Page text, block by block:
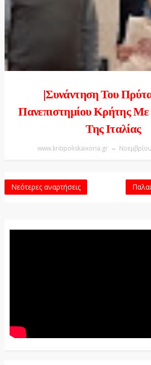
|Συνάντηση Του
Πανεπιστημίου Κρήτης
Της Ιταλίας
www.kritipoliskaixoria.gr
Νεότερες αναρτήσεις